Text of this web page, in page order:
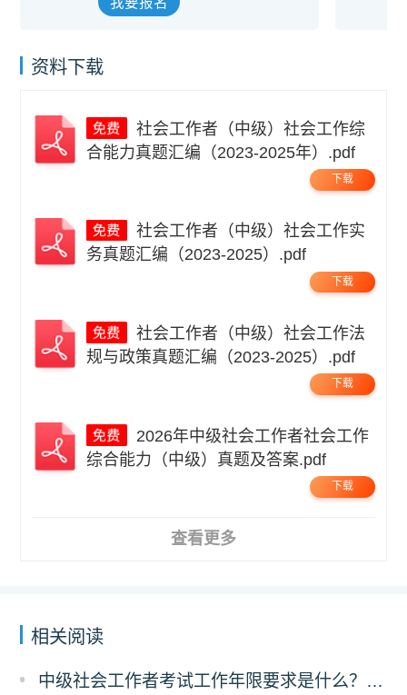
资料下载
社会工作者（中级）社会工作综
合能力真题汇编（2023-2025年）.pdf
下载
社会工作者（中级）社会工作实
务真题汇编（2023-2025）.pdf
下载
社会工作者（中级）社会工作法
规与政策真题汇编（2023-2025）.pdf
下载
综合能力（中级）真题及答案.pdf
下载
查看更多
相关阅读
中级社会工作者考试工作年限要求是什么？社保需要吗？